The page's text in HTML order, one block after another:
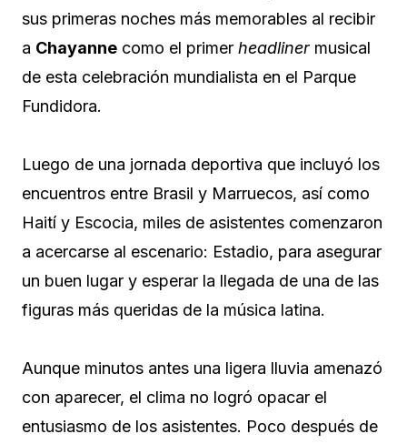
sus primeras noches más memorables al recibir
a Chayanne como el primer headlinermusical
de esta celebración mundialista en el Parque
Fundidora.
Luego de una jornada deportiva que incluyó los
encuentros entre Brasil y Marruecos, así como
Haití y Escocia, miles de asistentes comenzaron
a acercarse al escenario: Estadio, para asegurar
un buen lugar y esperar la llegada de una de las
figuras más queridas de la música latina.
Aunque minutos antes una ligera lluvia amenazó
con aparecer, el clima no logró opacar el
entusiasmo de los asistentes. Poco después de